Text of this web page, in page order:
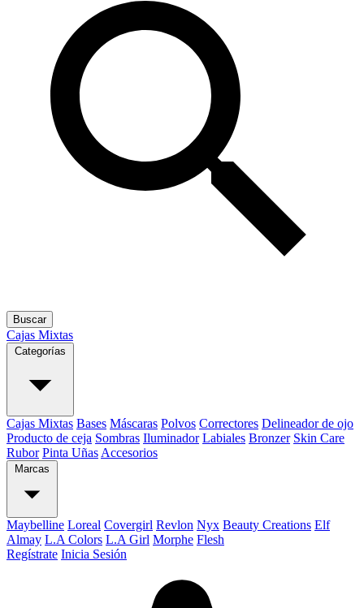
Buscar
Cajas Mixtas
Categorías
Cajas Mixtas Bases Máscaras Polvos Correctores Delineador de ojo
Producto de ceja Sombras Iluminador Labiales Bronzer Skin Care
Rubor Pinta Uñas Accesorios
Marcas
Maybelline Loreal Covergirl Revlon Nyx Beauty Creations Elf
Almay L.A Colors L.A Girl Morphe Flesh
Regístrate Inicia Sesión